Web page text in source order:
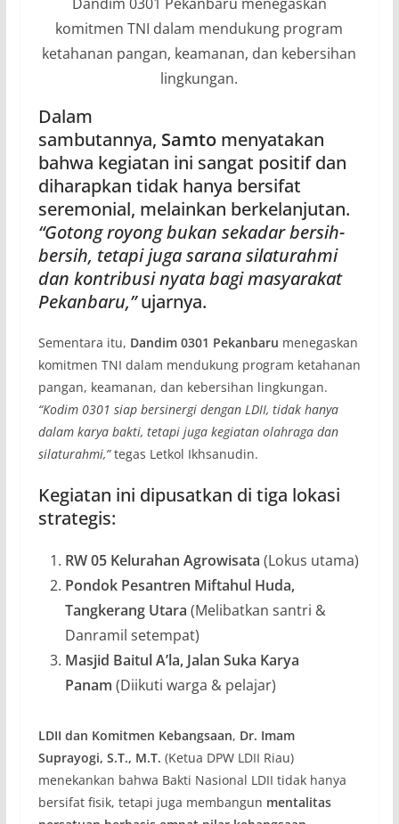
komitmen TNI dalam mendukung program
ketahanan pangan, keamanan, dan kebersihan
lingkungan.
Dalam
sambutannya, Samtomenyatakan
bahwa kegiatan ini sangat positif dan
diharapkan tidak hanya bersifat
seremonial, melainkan berkelanjutan.
“Gotong royong bukan sekadar bersih-
bersih, tetapi juga sarana silaturahmi
dan kontribusi nyata bagi masyarakat
Pekanbaru,”ujarnya.
Sementara itu, Dandim 0301 Pekanbaru menegaskan
komitmen TNI dalam mendukung program ketahanan
pangan, keamanan, dan kebersihan lingkungan.
“Kodim 0301 siap bersinergi dengan LDII, tidak hanya
dalam karya bakti, tetapi juga kegiatan olahraga dan
silaturahmi,”tegas Letkol Ikhsanudin.
Kegiatan ini dipusatkan di tiga lokasi
strategis:
RW 05 Kelurahan Agrowisata (Lokus utama)
Pondok Pesantren Miftahul Huda,
Tangkerang Utara (Melibatkan santri &
Danramil setempat)
Masjid Baitul A’la, Jalan Suka Karya
Panam (Diikuti warga & pelajar)
LDII dan Komitmen Kebangsaan, Dr. Imam
Suprayogi, S.T., M.T. (Ketua DPW LDII Riau)
menekankan bahwa Bakti Nasional LDII tidak hanya
bersifat fisik, tetapi juga membangun mentalitas